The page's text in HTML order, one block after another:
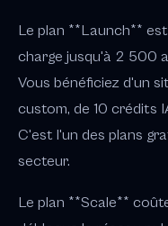
Le plan **Launch**
charge jusqu'à 2 500
Vous bénéficiez d'un
custom, de 10 crédits
C'est l'un des plans
secteur.
Le plan **Scale**